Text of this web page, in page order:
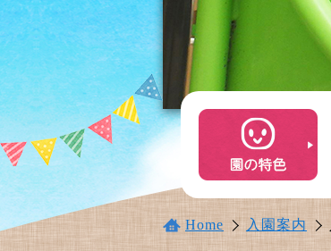
Home 入園案内